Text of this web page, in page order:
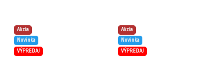
Akcia
Novinka
VÝPREDAJ
Akcia
Novinka
VÝPREDAJ